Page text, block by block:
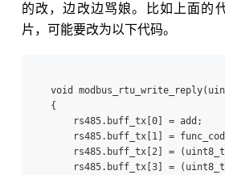
的改，边改边骂娘。比如上面的
片，可能要改为以下代码。
void
{
rs485.buff_tx[0] = add;
rs485.buff_tx[1] =
rs485.buff_tx[2] =
rs485.buff_tx[3] =